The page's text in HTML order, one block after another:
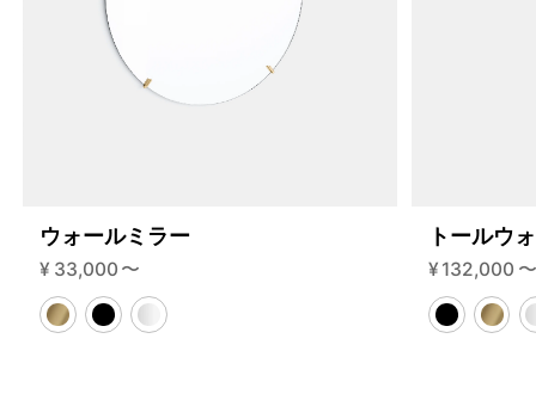
S.115.2.C.BL.BL
ウォールミラー
¥ 33,000 〜
トールウ
¥ 132,000 〜